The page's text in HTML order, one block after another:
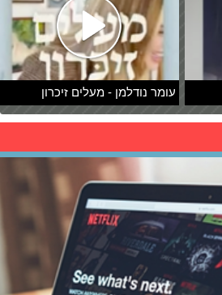
עומר נודלמן - מעלים זיכרון